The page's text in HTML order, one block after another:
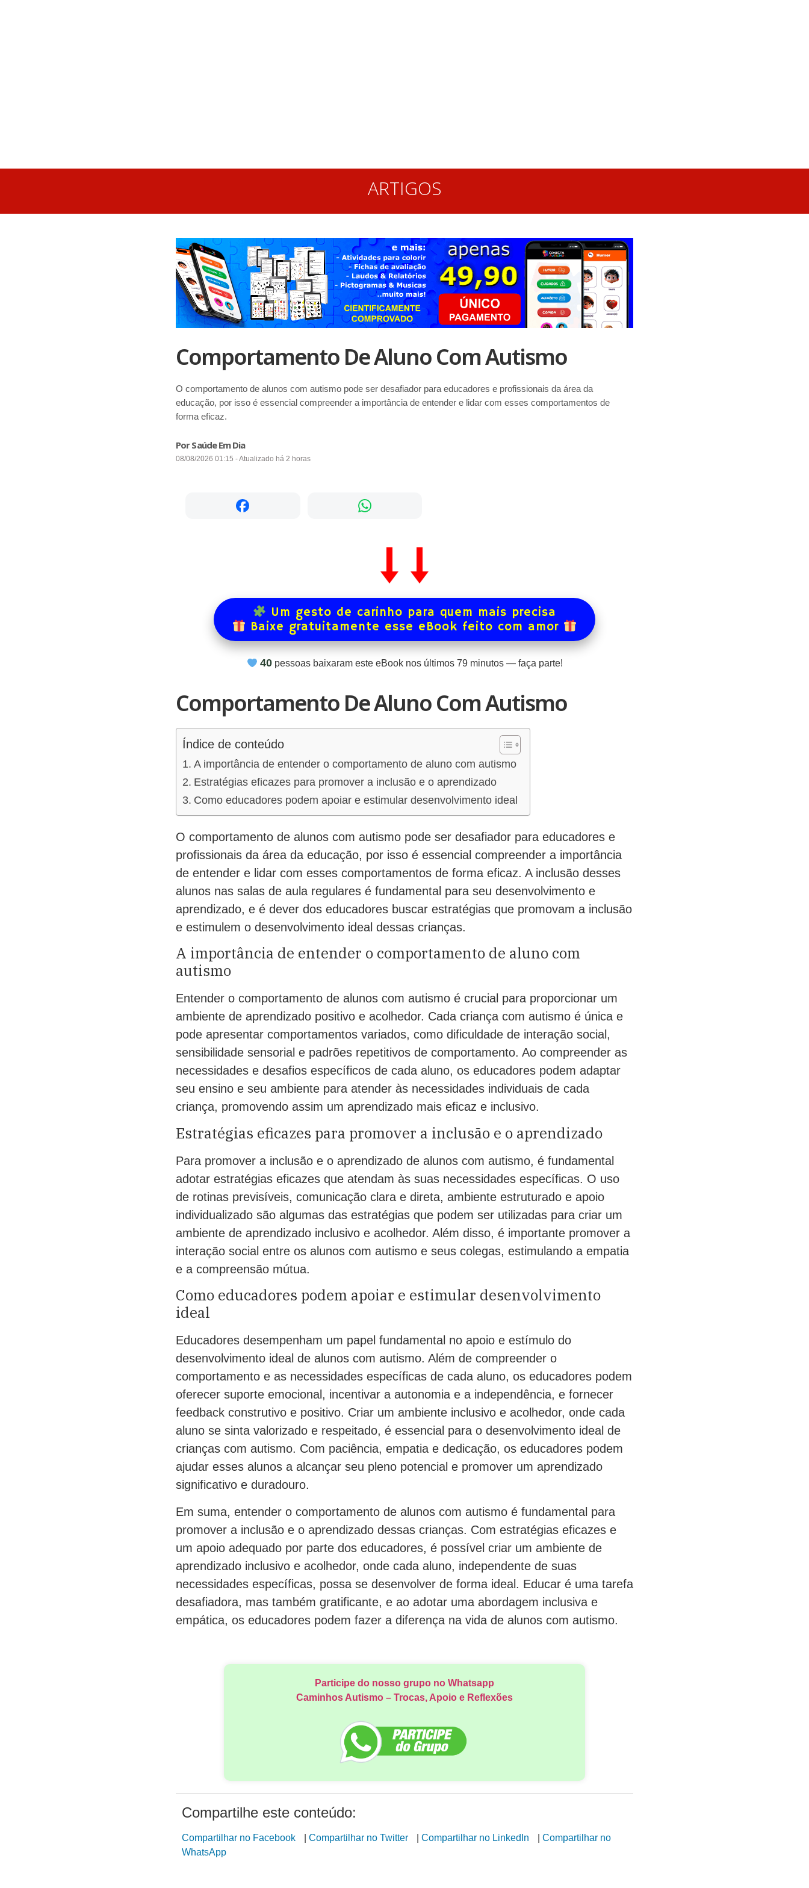
ARTIGOS
Comportamento De Aluno Com Autismo
O comportamento de alunos com autismo pode ser desafiador para educadores e profissionais da área da
educação, por isso é essencial compreender a importância de entender e lidar com esses comportamentos de
forma eficaz.
Por Saúde Em Dia
08/08/2026 01:15 - Atualizado há 2 horas
Um gesto de carinho para quem mais precisa
Baixe gratuitamente esse eBook feito com amor
40pessoas baixaram este eBook nos últimos 79minutos — faça parte!
Comportamento De Aluno Com Autismo
Índice de conteúdo
A importância de entender o comportamento de aluno com autismo
Estratégias eficazes para promover a inclusão e o aprendizado
Como educadores podem apoiar e estimular desenvolvimento ideal
O comportamento de alunos com autismo pode ser desafiador para educadores e
profissionais da área da educação, por isso é essencial compreender a importância
de entender e lidar com esses comportamentos de forma eficaz. A inclusão desses
alunos nas salas de aula regulares é fundamental para seu desenvolvimento e
aprendizado, e é dever dos educadores buscar estratégias que promovam a inclusão
e estimulem o desenvolvimento ideal dessas crianças.
A importância de entender o comportamento de aluno com
autismo
Entender o comportamento de alunos com autismo é crucial para proporcionar um
ambiente de aprendizado positivo e acolhedor. Cada criança com autismo é única e
pode apresentar comportamentos variados, como dificuldade de interação social,
sensibilidade sensorial e padrões repetitivos de comportamento. Ao compreender as
necessidades e desafios específicos de cada aluno, os educadores podem adaptar
seu ensino e seu ambiente para atender às necessidades individuais de cada
criança, promovendo assim um aprendizado mais eficaz e inclusivo.
Estratégias eficazes para promover a inclusão e o aprendizado
Para promover a inclusão e o aprendizado de alunos com autismo, é fundamental
adotar estratégias eficazes que atendam às suas necessidades específicas. O uso
de rotinas previsíveis, comunicação clara e direta, ambiente estruturado e apoio
individualizado são algumas das estratégias que podem ser utilizadas para criar um
ambiente de aprendizado inclusivo e acolhedor. Além disso, é importante promover a
interação social entre os alunos com autismo e seus colegas, estimulando a empatia
e a compreensão mútua.
Como educadores podem apoiar e estimular desenvolvimento
ideal
Educadores desempenham um papel fundamental no apoio e estímulo do
desenvolvimento ideal de alunos com autismo. Além de compreender o
comportamento e as necessidades específicas de cada aluno, os educadores podem
oferecer suporte emocional, incentivar a autonomia e a independência, e fornecer
feedback construtivo e positivo. Criar um ambiente inclusivo e acolhedor, onde cada
aluno se sinta valorizado e respeitado, é essencial para o desenvolvimento ideal de
crianças com autismo. Com paciência, empatia e dedicação, os educadores podem
ajudar esses alunos a alcançar seu pleno potencial e promover um aprendizado
significativo e duradouro.
Em suma, entender o comportamento de alunos com autismo é fundamental para
promover a inclusão e o aprendizado dessas crianças. Com estratégias eficazes e
um apoio adequado por parte dos educadores, é possível criar um ambiente de
aprendizado inclusivo e acolhedor, onde cada aluno, independente de suas
necessidades específicas, possa se desenvolver de forma ideal. Educar é uma tarefa
desafiadora, mas também gratificante, e ao adotar uma abordagem inclusiva e
empática, os educadores podem fazer a diferença na vida de alunos com autismo.
Participe do nosso grupo no Whatsapp
Caminhos Autismo – Trocas, Apoio e Reflexões
Compartilhe este conteúdo:
Compartilhar no Facebook | Compartilhar no Twitter | Compartilhar no LinkedIn | Compartilhar no
WhatsApp